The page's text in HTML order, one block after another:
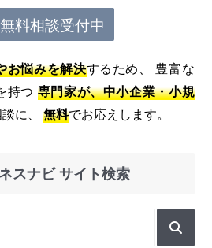
無料相談受付中
お悩みを解決するため、 豊富な
持つ 専門家が、中小企業・小規
談に、無料でお応えします。
スナビ サイト検索